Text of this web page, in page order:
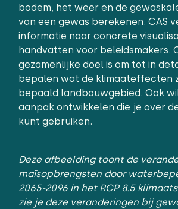
bodem, het weer en de
van een gewas berekenen. CAS
informatie naar concrete
handvatten voor beleidsmakers.
gezamenlijke doel is om tot in
bepalen wat de klimaateffecten
bepaald landbouwgebied. Ook
aanpak ontwikkelen die je over
kunt gebruiken.
Deze afbeelding toont de
maïsopbrengsten door
2065-2096 in het RCP 8.5
zie je deze veranderingen bij